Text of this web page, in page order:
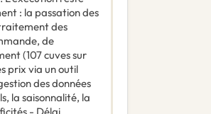
: la passation des
des
de
(107 cuves sur
prix via un outil
des données
la saisonnalité, la